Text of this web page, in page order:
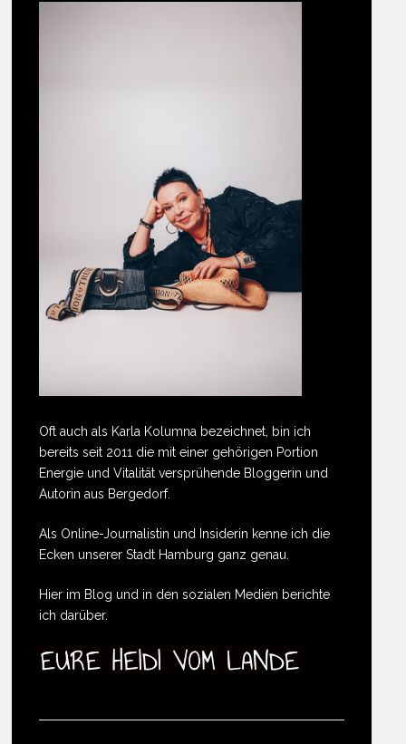
Oft auch als Karla Kolumna bezeichnet, bin ich
bereits seit 2011 die mit einer gehörigen Portion
Energie und Vitalität versprühende Bloggerin und
Autorin aus Bergedorf.
Als Online-Journalistin und Insiderin kenne ich die
Ecken unserer Stadt Hamburg ganz genau.
Hier im Blog und in den sozialen Medien berichte
ich darüber.